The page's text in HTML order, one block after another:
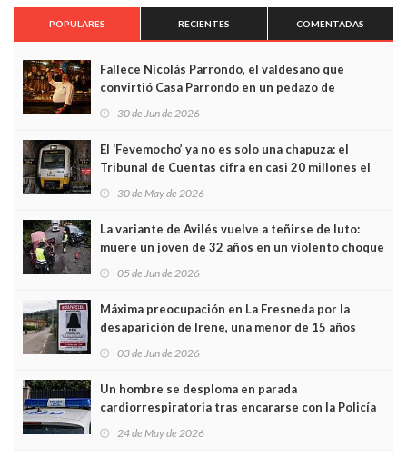
POPULARES RECIENTES COMENTADAS
Fallece Nicolás Parrondo, el valdesano que
convirtió Casa Parrondo en un pedazo de
Asturias en Madrid
30 de Jun de 2026
El ‘Fevemocho’ ya no es solo una chapuza: el
Tribunal de Cuentas cifra en casi 20 millones el
sobrecoste de los trenes que no cabían por los
30 de May de 2026
La variante de Avilés vuelve a teñirse de luto:
muere un joven de 32 años en un violento choque
frontal
05 de Jun de 2026
Máxima preocupación en La Fresneda por la
desaparición de Irene, una menor de 15 años
03 de Jun de 2026
Un hombre se desploma en parada
cardiorrespiratoria tras encararse con la Policía
Local en Luanco
24 de May de 2026